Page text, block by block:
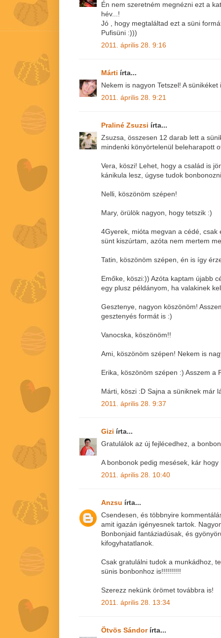
Én nem szeretném megnézni ezt a
hév...!
Jó , hogy megtaláltad ezt a süni
Pufisüni :)))
2011. április 28. 9:16
Márti írta...
Nekem is nagyon Tetszel! A
2011. április 28. 9:21
Praliné Zsuzsi írta...
Zsuzsa, összesen 12 darab lett a
mindenki könyörtelenül beleharapott
Vera, köszi! Lehet, hogy a család is
kánikula lesz, úgyse tudok
Nelli, köszönöm szépen!
Mary, örülök nagyon, hogy tetszik :)
4Gyerek, mióta megvan a cédé,
sünt kiszúrtam, azóta nem mertem
Tatin, köszönöm szépen, én is így
Emőke, köszi:)) Azóta kaptam újabb
egy plusz példányom, ha valakinek
Gesztenye, nagyon köszönöm!
gesztenyés formát is :)
Vanocska, köszönöm!!
Ami, köszönöm szépen! Nekem is
Erika, köszönöm szépen :) Asszem a
Márti, köszi :D Sajna a süniknek már
2011. április 28. 9:37
Gizi írta...
Gratulálok az új fejlécedhez, a
A bonbonok pedig mesések, kár
2011. április 28. 10:40
Anzsu írta...
Csendesen, és többnyire
amit igazán igényesnek tartok.
Bonbonjaid fantáziadúsak, és
kifogyhatatlanok.
Csak gratulálni tudok a munkádhoz,
sünis bonbonhoz is!!!!!!!!!!
Szerezz nekünk örömet továbbra is!
2011. április 28. 13:34
Ötvös Sándor írta...